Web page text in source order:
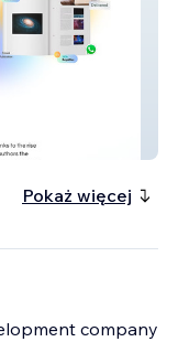
Pokaż więcej
company